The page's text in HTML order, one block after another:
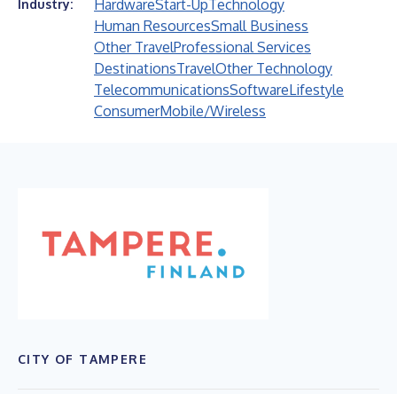
Industry: HardwareStart-UpTechnology
Human ResourcesSmall Business
Other TravelProfessional Services
DestinationsTravelOther Technology
TelecommunicationsSoftwareLifestyle
ConsumerMobile/Wireless
CITY OF TAMPERE